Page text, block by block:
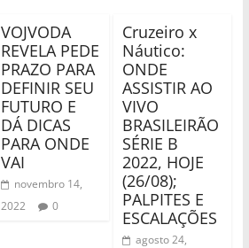
VOJVODA
REVELA PEDE
PRAZO PARA
DEFINIR SEU
FUTURO E
DÁ DICAS
PARA ONDE
VAI
novembro 14,
2022
0
Cruzeiro x
Náutico:
ONDE
ASSISTIR AO
VIVO
BRASILEIRÃO
SÉRIE B
2022, HOJE
(26/08);
PALPITES E
ESCALAÇÕES
agosto 24,